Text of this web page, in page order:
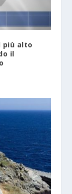
più alto
il